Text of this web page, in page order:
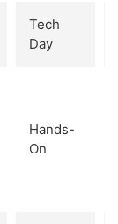
Tech
Day
Hands-
On